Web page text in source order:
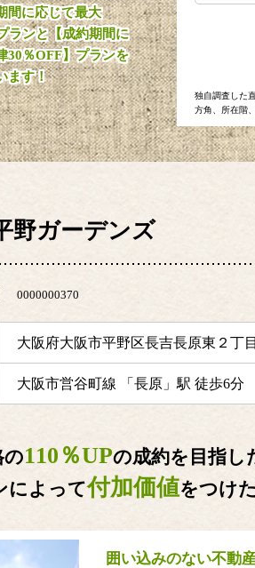
間に応じて最大
ランと【成約期間に
30％OFF】プランを
ます！
独自調査した
方角、所在階
野ガーデンズ
0000000370
大阪府大阪市平野区長吉長原東２丁目
大阪市営谷町線 「長原」駅 徒歩6分
の110％UPの成約を目指し
によって付加価値をつけ
囲い込みのない不動